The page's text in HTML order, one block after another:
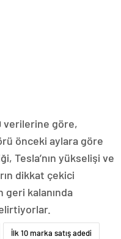
verilerine göre,
önceki aylara göre
Tesla’nın yükselişi ve
dikkat çekici
geri kalanında
İlk 10 marka satış adedi